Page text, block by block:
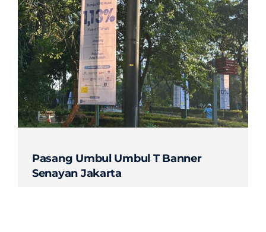
Pasang Umbul Umbul T Banner
Senayan Jakarta